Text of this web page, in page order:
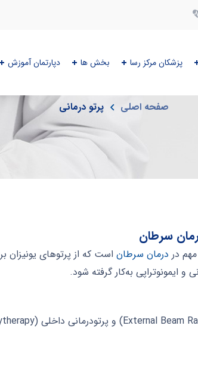
پزشکان مرکز رسا بخش ها دپارتمان آموزشپرتو درمانی
صفحه اصلی پرتو درمانی
درمان سرطان است که از پرتوهای
ایمونوتراپی به‌کار گرفته شود.